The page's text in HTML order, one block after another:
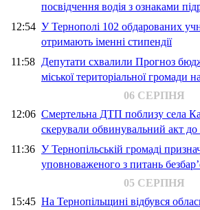
посвідчення водія з ознаками
12:54 У Тернополі 102 обдарованих
отримають іменні стипендії
11:58 Депутати схвалили Прогноз
міської територіальної громади
06 СЕРПНЯ
12:06 Смертельна ДТП поблизу села
скерували обвинувальний акт до
11:36 У Тернопільській громаді
уповноваженого з питань
05 СЕРПНЯ
15:45 На Тернопільщині відбувся